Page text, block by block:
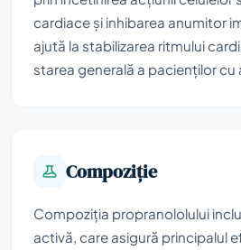
cardiace și inhibarea anumitor
ajută la stabilizarea ritmului
starea generală a pacienților cu
Compoziţie
Compoziția propranololului
activă, care asigură principalul